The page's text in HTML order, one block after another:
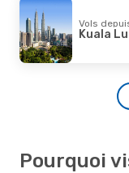
Vols
Kuala
Pourquoi